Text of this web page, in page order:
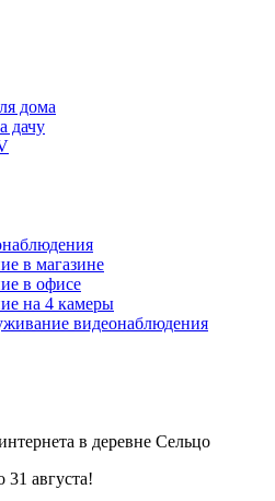
дома
дачу
в магазине
в офисе
на 4 камеры
видеонаблюдения
в деревне Сельцо
31 августа!